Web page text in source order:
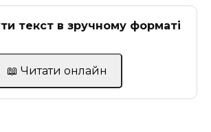
текст в зручному форматі
📖 Читати онлайн